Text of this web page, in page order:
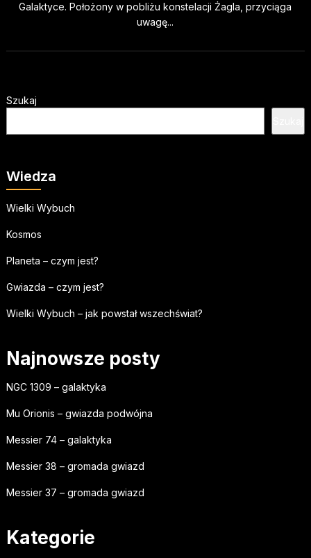
Galaktyce. Położony w pobliżu konstelacji Żagla, przyciąga
uwagę...
Szukaj
Wiedza
Wielki Wybuch
Kosmos
Planeta – czym jest?
Gwiazda – czym jest?
Wielki Wybuch – jak powstał wszechświat?
Najnowsze posty
NGC 1309 – galaktyka
Mu Orionis – gwiazda podwójna
Messier 74 – galaktyka
Messier 38 – gromada gwiazd
Messier 37 – gromada gwiazd
Kategorie